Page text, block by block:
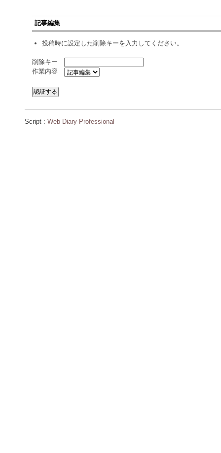
記事編集
投稿時に設定した削除キーを入力してください。
削除キー
作業内容
Script : Web Diary Professional